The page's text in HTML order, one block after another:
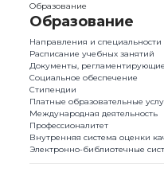
Образование
Образование
Направления и специальности
Расписание учебных занятий
Документы,
Социальное обеспечение
Стипендии
Платные образовательные
Международная деятельность
Профессионалитет
Внутренняя система оценки
Электронно-библиотечные